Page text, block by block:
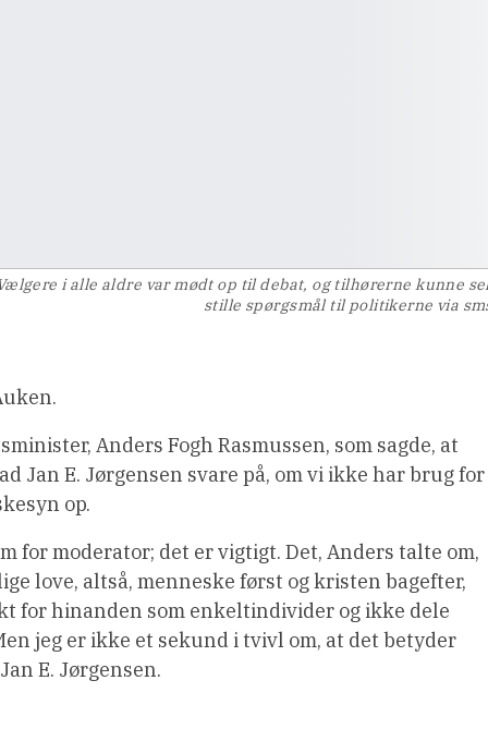
i alle aldre var mødt op til debat, og tilhørerne kunne
stille spørgsmål til politikerne via
Anders Fogh Rasmussen, som sagde, at
Jan E. Jørgensen svare på, om vi ikke har brug for
op.
for moderator; det er vigtigt. Det, Anders talte om,
love, altså, menneske først og kristen bagefter,
for hinanden som enkeltindivider og ikke dele
jeg er ikke et sekund i tvivl om, at det betyder
E. Jørgensen.